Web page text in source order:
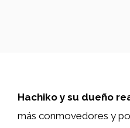
Hachiko y su dueño
más conmovedores y